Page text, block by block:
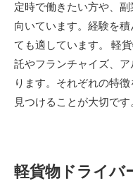
定時で働きたい方や、
向いています。経験を
ても適しています。 軽
託やフランチャイズ、
ります。それぞれの特
見つけることが大切です。
軽貨物ドライバ